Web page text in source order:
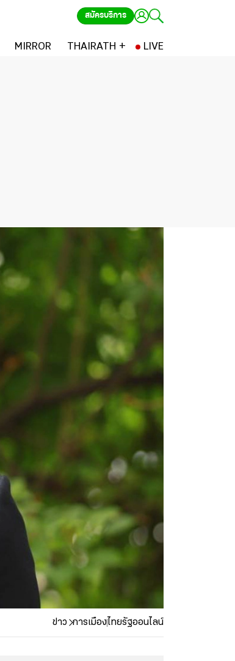
สมัครบริการ
MIRROR THAIRATH + LIVE
ข่าว การเมืองไทยรัฐออนไลน์